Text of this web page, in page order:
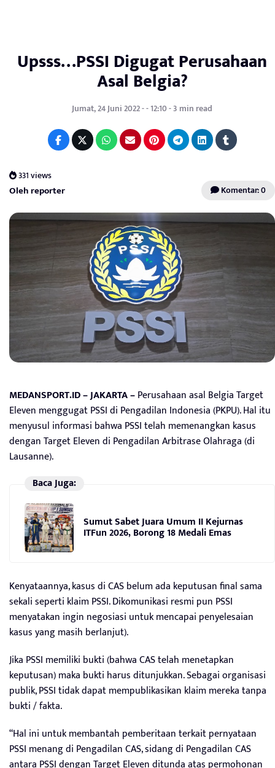
Upsss…PSSI Digugat Perusahaan
Asal Belgia?
Jumat, 24 Juni 2022 - - 12:10 - 3 min read
331 views
Oleh reporter Komentar: 0
MEDANSPORT.ID – JAKARTA –Perusahaan asal Belgia Target
Eleven menggugat PSSI di Pengadilan Indonesia (PKPU). Hal itu
menyusul informasi bahwa PSSI telah memenangkan kasus
dengan Target Eleven di Pengadilan Arbitrase Olahraga (di
Lausanne).
Baca Juga:
Sumut Sabet Juara Umum II Kejurnas
ITFun 2026, Borong 18 Medali Emas
Kenyataannya, kasus di CAS belum ada keputusan final sama
sekali seperti klaim PSSI. Dikomunikasi resmi pun PSSI
menyatakan ingin negosiasi untuk mencapai penyelesaian
kasus yang masih berlanjut).
Jika PSSI memiliki bukti (bahwa CAS telah menetapkan
keputusan) maka bukti harus ditunjukkan. Sebagai organisasi
publik, PSSI tidak dapat mempublikasikan klaim mereka tanpa
bukti / fakta.
“Hal ini untuk membantah pemberitaan terkait pernyataan
PSSI menang di Pengadilan CAS, sidang di Pengadilan CAS
antara PSSI dengan Target Eleven ditunda atas permohonan